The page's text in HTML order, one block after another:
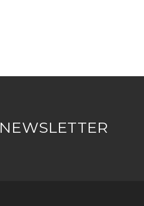
NEWSLETTER